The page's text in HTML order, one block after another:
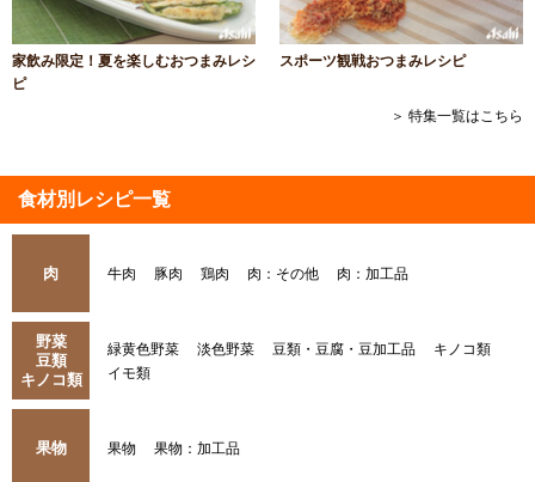
家飲み限定！夏を楽しむおつまみレシ
ピ
スポーツ観戦おつまみレシピ
＞ 特集一覧はこちら
食材別レシピ一覧
肉 牛肉 豚肉 鶏肉 肉：その他 肉：加工品
野菜
豆類
キノコ類
緑黄色野菜 淡色野菜 豆類・豆腐・豆加工品
キノコ類
イモ類
果物 果物 果物：加工品